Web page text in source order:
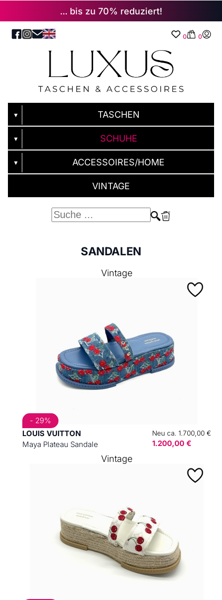
... bis zu 70% reduziert!
0 0
▼ TASCHEN
▼ SCHUHE
▼ ACCESSOIRES/HOME
VINTAGE
SANDALEN
LOUIS VUITTON
Maya Plateau Sandale
Neu ca. 1.700,00 €
1.200,00 €
- 29%
Vintage
Vintage